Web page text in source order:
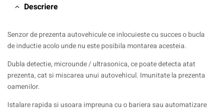
Descriere
Senzor de prezenta autovehicule ce inlocuieste cu succes o bucla
de inductie acolo unde nu este posibila montarea acesteia.
Dubla detectie, microunde / ultrasonica, ce poate detecta atat
prezenta, cat si miscarea unui autovehicul. Imunitate la prezenta
oamenilor.
Istalare rapida si usoara impreuna cu o bariera sau automatizare